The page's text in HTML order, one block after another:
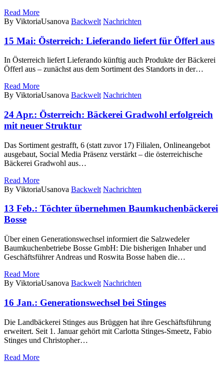
Read More
By ViktoriaUsanova Backwelt Nachrichten
15 Mai: Österreich: Lieferando liefert für Öfferl aus
In Österreich liefert Lieferando künftig auch Produkte der Bäckerei
Öfferl aus – zunächst aus dem Sortiment des Standorts in der…
Read More
By ViktoriaUsanova Backwelt Nachrichten
24 Apr.: Österreich: Bäckerei Gradwohl erfolgreich
mit neuer Struktur
Das Sortiment gestrafft, 6 (statt zuvor 17) Filialen, Onlineangebot
ausgebaut, Social Media Präsenz verstärkt – die österreichische
Bäckerei Gradwohl aus…
Read More
By ViktoriaUsanova Backwelt Nachrichten
13 Feb.: Töchter übernehmen Baumkuchenbäckerei
Bosse
Über einen Generationswechsel informiert die Salzwedeler
Baumkuchenbetriebe Bosse GmbH: Die bisherigen Inhaber und
Geschäftsführer Andreas und Roswita Bosse haben die…
Read More
By ViktoriaUsanova Backwelt Nachrichten
16 Jan.: Generationswechsel bei Stinges
Die Landbäckerei Stinges aus Brüggen hat ihre Geschäftsführung
erweitert. Seit 1. Januar gehört mit Carlotta Stinges-Smeetz, Fabio
Stinges und Christopher…
Read More